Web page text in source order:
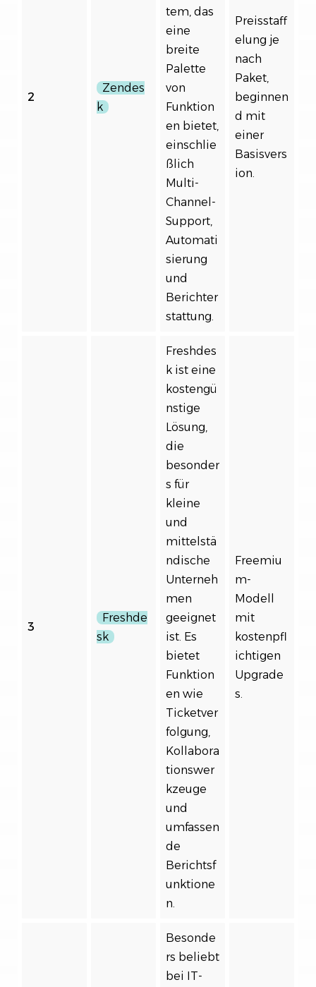
2
Zendes
k
tem, das
eine
breite
Palette
von
Funktion
en bietet,
einschlie
ßlich
Multi-
Channel-
Support,
Automati
sierung
und
Berichter
stattung.
Preisstaff
elung je
nach
Paket,
beginnen
d mit
einer
Basisvers
ion.
3
Freshde
sk
Freshdes
k ist eine
kostengü
nstige
Lösung,
die
besonder
s für
kleine
und
mittelstä
ndische
Unterneh
men
geeignet
ist. Es
bietet
Funktion
en wie
Ticketver
folgung,
Kollabora
tionswer
kzeuge
und
umfassen
de
Berichtsf
unktione
n.
Freemiu
m-
Modell
mit
kostenpfl
ichtigen
Upgrade
s.
Besonde
rs beliebt
bei IT-